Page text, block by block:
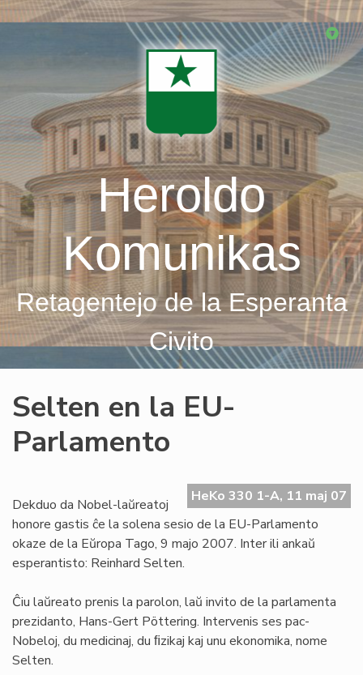
Skip
Heroldo
Komunikas
Retagentejo de la Esperanta
Civito
Selten en la EU-
Parlamento
HeKo 330 1-A, 11 maj 07
Dekduo da Nobel-laŭreatoj
honore gastis ĉe la solena sesio de la EU-Parlamento
okaze de la Eŭropa Tago, 9 majo 2007. Inter ili ankaŭ
esperantisto: Reinhard Selten.
Ĉiu laŭreato prenis la parolon, laŭ invito de la parlamenta
prezidanto, Hans-Gert Pöttering. Intervenis ses pac-
Nobeloj, du medicinaj, du ﬁzikaj kaj unu ekonomika, nome
Selten.